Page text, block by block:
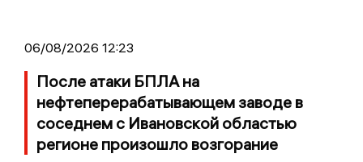
06/08/2026 12:23
После атаки БПЛА на
нефтеперерабатывающем заводе в
соседнем с Ивановской областью
регионе произошло возгорание